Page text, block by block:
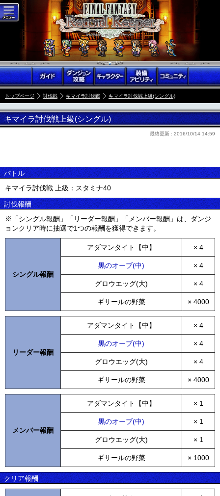
トップページ 討伐戦 キマイラ討伐戦 キマイラ討伐戦上級(シングル)
キマイラ討伐戦上級(シングル)
最終更新 : 2016/10/14 14:59
バトル
キマイラ討伐戦 上級：スタミナ40
討伐報酬
※「シングル報酬」「リーダー報酬」「メンバー報酬」は、ダンジ
ョンクリア時に抽選で1つの報酬を獲得できます。
シングル報酬
アダマンタイト【中】 × 4
黒のオーブ(中) × 4
グロウエッグ(大) × 4
ギサールの野菜 × 4000
リーダー報酬
アダマンタイト【中】 × 4
黒のオーブ(中) × 4
グロウエッグ(大) × 4
ギサールの野菜 × 4000
メンバー報酬
アダマンタイト【中】 × 1
黒のオーブ(中) × 1
グロウエッグ(大) × 1
ギサールの野菜 × 1000
クリア報酬